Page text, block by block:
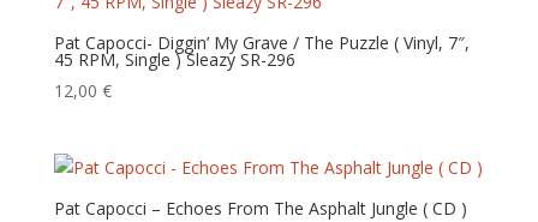
Pat Capocci- Diggin’ My Grave / The Puzzle ( Vinyl, 7″,
45 RPM, Single ) Sleazy SR-296
12,00 €
Pat Capocci – Echoes From The Asphalt Jungle ( CD )